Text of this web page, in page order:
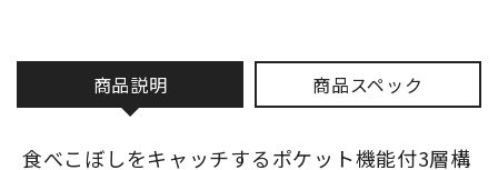
商品説明 商品スペック
食べこぼしをキャッチするポケット機能付3層構